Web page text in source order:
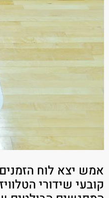
אמש יצא לוח
קובעי שידורי